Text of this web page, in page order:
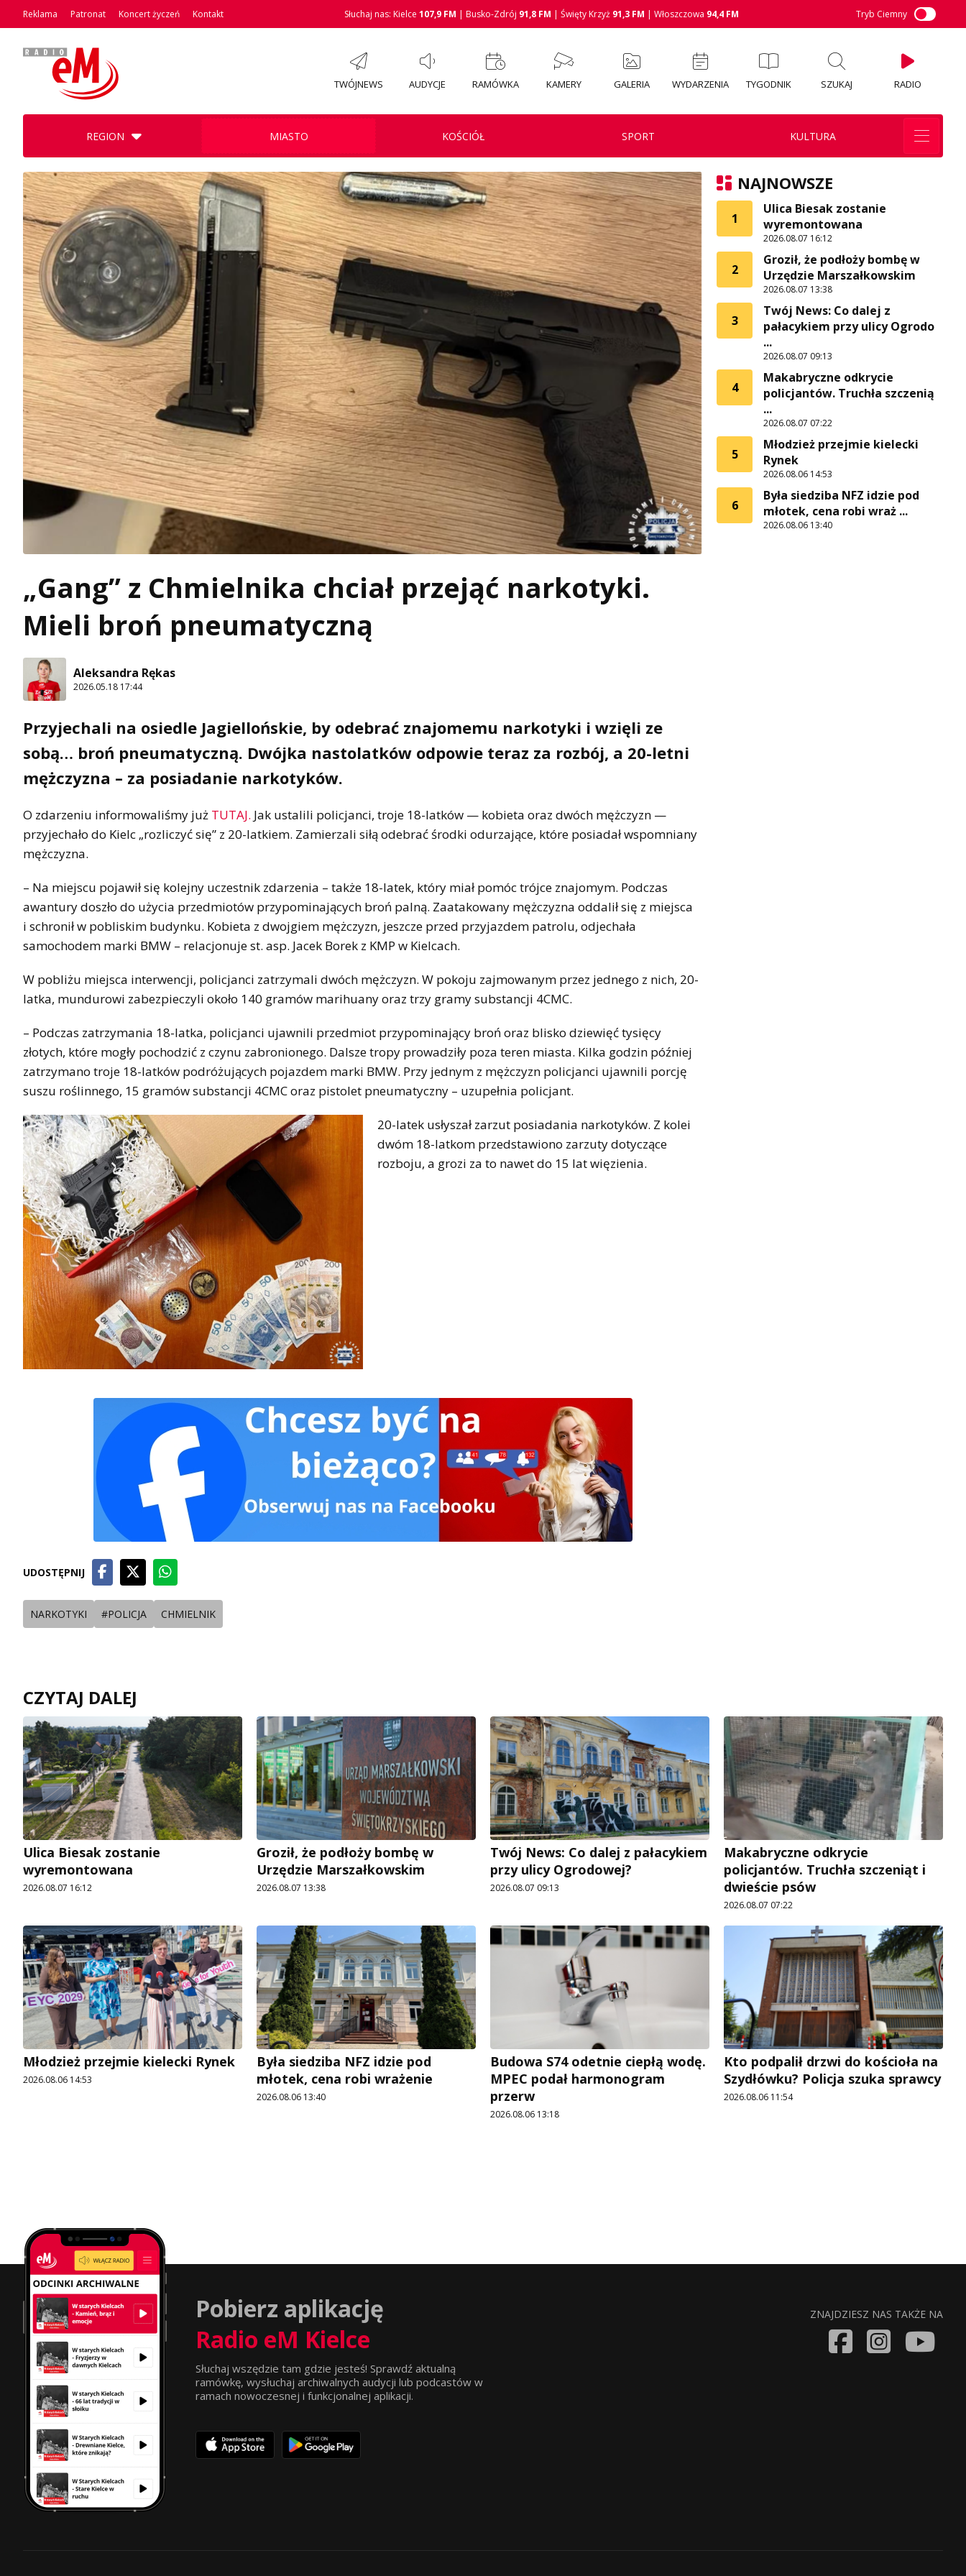
Reklama Patronat Koncert życzeń Kontakt Słuchaj nas: Kielce 107,9 FM | Busko-Zdrój 91,8 FM | Święty Krzyż 91,3 FM | Włoszczowa 94,4 FM Tryb Ciemny
TWÓJNEWS AUDYCJE RAMÓWKA KAMERY GALERIA WYDARZENIA TYGODNIK SZUKAJ RADIO
REGION MIASTO KOŚCIÓŁ SPORT KULTURA
„Gang” z Chmielnika chciał przejąć narkotyki.
Mieli broń pneumatyczną
Aleksandra Rękas
2026.05.18 17:44
Przyjechali na osiedle Jagiellońskie, by odebrać znajomemu narkotyki i wzięli ze
sobą… broń pneumatyczną. Dwójka nastolatków odpowie teraz za rozbój, a 20-letni
mężczyzna – za posiadanie narkotyków.
O zdarzeniu informowaliśmy już TUTAJ. Jak ustalili policjanci, troje 18-latków — kobieta oraz dwóch mężczyzn —
przyjechało do Kielc „rozliczyć się” z 20-latkiem. Zamierzali siłą odebrać środki odurzające, które posiadał wspomniany
mężczyzna.
– Na miejscu pojawił się kolejny uczestnik zdarzenia – także 18-latek, który miał pomóc trójce znajomym. Podczas
awantury doszło do użycia przedmiotów przypominających broń palną. Zaatakowany mężczyzna oddalił się z miejsca
i schronił w pobliskim budynku. Kobieta z dwojgiem mężczyzn, jeszcze przed przyjazdem patrolu, odjechała
samochodem marki BMW – relacjonuje st. asp. Jacek Borek z KMP w Kielcach.
W pobliżu miejsca interwencji, policjanci zatrzymali dwóch mężczyzn. W pokoju zajmowanym przez jednego z nich, 20-
latka, mundurowi zabezpieczyli około 140 gramów marihuany oraz trzy gramy substancji 4CMC.
– Podczas zatrzymania 18-latka, policjanci ujawnili przedmiot przypominający broń oraz blisko dziewięć tysięcy
złotych, które mogły pochodzić z czynu zabronionego. Dalsze tropy prowadziły poza teren miasta. Kilka godzin później
zatrzymano troje 18-latków podróżujących pojazdem marki BMW. Przy jednym z mężczyzn policjanci ujawnili porcję
suszu roślinnego, 15 gramów substancji 4CMC oraz pistolet pneumatyczny – uzupełnia policjant.
20-latek usłyszał zarzut posiadania narkotyków. Z kolei
dwóm 18-latkom przedstawiono zarzuty dotyczące
rozboju, a grozi za to nawet do 15 lat więzienia.
UDOSTĘPNIJ
NARKOTYKI #POLICJA CHMIELNIK
NAJNOWSZE
1
Ulica Biesak zostanie
wyremontowana
2026.08.07 16:12
2
Groził, że podłoży bombę w
Urzędzie Marszałkowskim
2026.08.07 13:38
3
Twój News: Co dalej z
pałacykiem przy ulicy Ogrodo
...
2026.08.07 09:13
4
Makabryczne odkrycie
policjantów. Truchła szczenią
...
2026.08.07 07:22
5
Młodzież przejmie kielecki
Rynek
2026.08.06 14:53
6
Była siedziba NFZ idzie pod
młotek, cena robi wraż ...
2026.08.06 13:40
CZYTAJ DALEJ
Ulica Biesak zostanie
wyremontowana
2026.08.07 16:12
Groził, że podłoży bombę w
Urzędzie Marszałkowskim
2026.08.07 13:38
Twój News: Co dalej z pałacykiem
przy ulicy Ogrodowej?
2026.08.07 09:13
Makabryczne odkrycie
policjantów. Truchła szczeniąt i
dwieście psów
2026.08.07 07:22
Młodzież przejmie kielecki Rynek
2026.08.06 14:53
Była siedziba NFZ idzie pod
młotek, cena robi wrażenie
2026.08.06 13:40
Budowa S74 odetnie ciepłą wodę.
MPEC podał harmonogram
przerw
2026.08.06 13:18
Kto podpalił drzwi do kościoła na
Szydłówku? Policja szuka sprawcy
2026.08.06 11:54
Pobierz aplikację
Radio eM Kielce
Słuchaj wszędzie tam gdzie jesteś! Sprawdź aktualną
ramówkę, wysłuchaj archiwalnych audycji lub podcastów w
ramach nowoczesnej i funkcjonalnej aplikacji.
ZNAJDZIESZ NAS TAKŻE NA